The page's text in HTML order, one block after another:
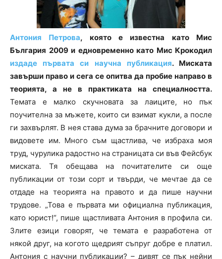
Антония Петрова, която е известна като Мис
България 2009 и едновременно като Мис Крокодил
издаде първата си научна публикация. Миската
завърши право и сега се опитва да пробие направо в
теорията, а не в практиката на специалността.
Темата е малко скучновата за лаиците, но пък
поучителна за мъжете, които си взимат кукли, а после
ги захвърлят. В нея става дума за брачните договори и
видовете им. Много съм щастлива, че избраха моя
труд, чурулика радостно на страницата си във Фейсбук
миската. Тя обещава на почитателите си още
публикации от този сорт и твърди, че мечтае да се
отдаде на теорията на правото и да пише научни
трудове. „Това е първата ми официална публикация,
като юрист!“, пише щастливата Антония в профила си.
Злите езици говорят, че темата е разработена от
някой друг, на когото щедрият съпруг добре е платил.
Антония с научни публикации? – дивят се пък нейни